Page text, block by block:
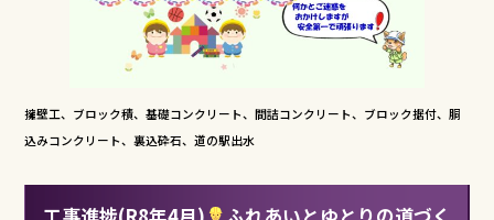
擁壁工、ブロック積、基礎コンクリート、間詰コンクリート、ブロック据付、胴
込みコンクリート、裏込砕石、道の駅出水